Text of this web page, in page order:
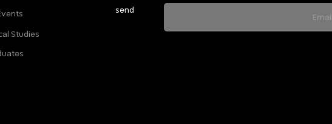
Studies
send